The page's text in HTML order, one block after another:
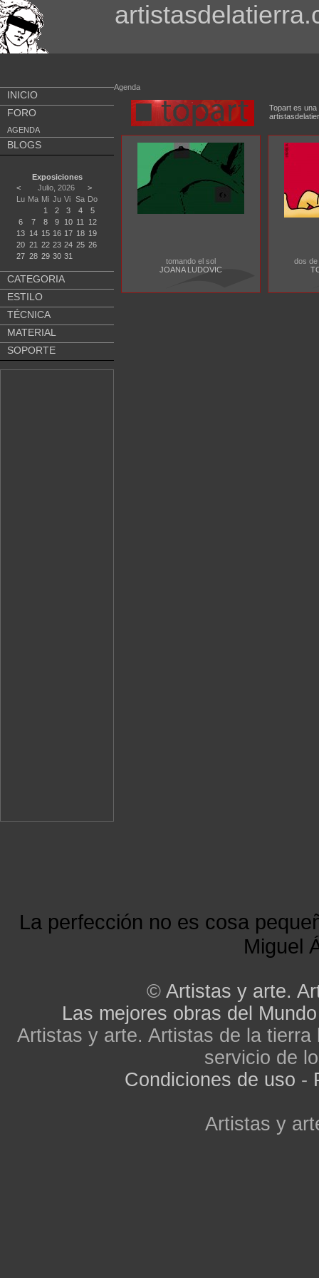
INICIO
FORO
AGENDA
BLOGS
Exposiciones
<
Julio, 2026
>
Lu Ma Mi Ju Vi Sa Do
1
2 3 4
5
6
7 8 9 10 11
12
13 14 15 16 17 18 19
20 21 22 23 24 25 26
27 28 29 30 31
CATEGORIA
ESTILO
TÉCNICA
MATERIAL
SOPORTE
Agenda
Topart es
tomando el sol
JOANA LUDOVIC
dos
La perfección no es cosa
Miguel
© Artistas y arte.
Las mejores obras del Mundo
Artistas y arte. Artistas de la
servicio de
Condiciones de uso -
Artistas y